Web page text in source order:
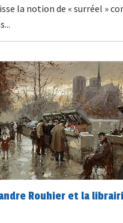
la notion de « surréel »
Rouhier et la